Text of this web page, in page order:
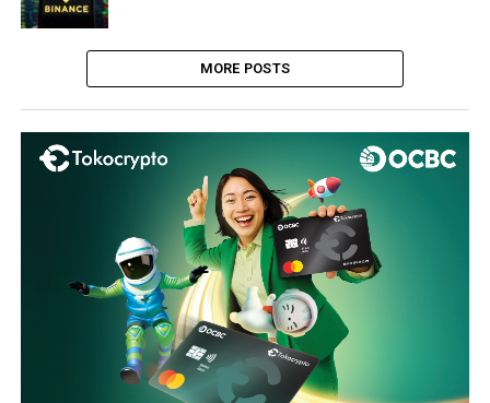
MORE POSTS